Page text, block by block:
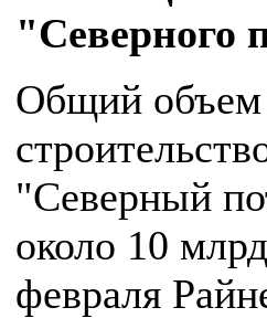
"Северного
Общий объем
"Северный
около 10
февраля